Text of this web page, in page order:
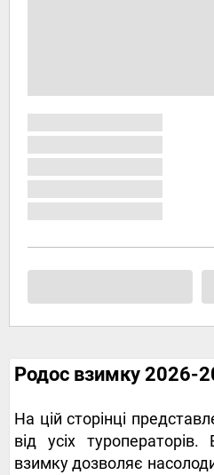
Родос взимку 2026-
На цій сторінці
від усіх
взимку дозволяє